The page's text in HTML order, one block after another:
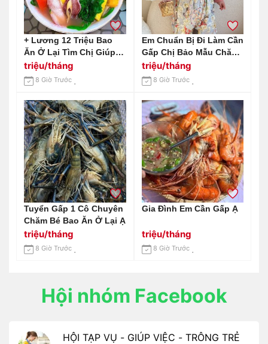
+ Lương 12 Triệu Bao
Ăn Ở Lại Tìm Chị Giúp
Việc Quê Miền Bắc :
0978609760 ( Có Zalo)
triệu/tháng
8 Giờ Trước
Em Chuẩn Bị Đi Làm Cần
Gấp Chị Bảo Mẫu Chăm
Sóc Bé 6 Tháng
triệu/tháng
8 Giờ Trước
Tuyển Gấp 1 Cô Chuyên
Chăm Bé Bao Ăn Ở Lại Ạ
triệu/tháng
8 Giờ Trước
Gia Đình Em Cần Gấp Ạ
triệu/tháng
8 Giờ Trước
Hội nhóm Facebook
HỘI TẠP VỤ - GIÚP VIỆC - TRÔNG TRẺ